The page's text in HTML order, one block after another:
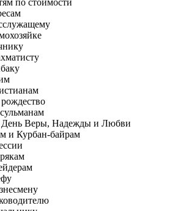
по стоимости
День Веры, Надежды и Любви
и Курбан-байрам